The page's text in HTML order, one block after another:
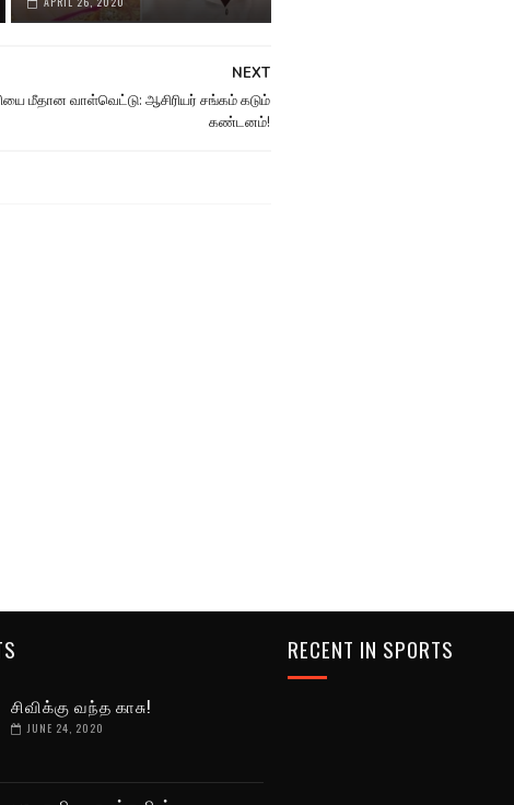
NEXT
மீதான வாள்வெட்டு: ஆசிரியர் சங்கம் கடும்
கண்டனம்!
சிவிக்கு வந்த காசு!
JUNE 24, 2020
RECENT IN SPORTS